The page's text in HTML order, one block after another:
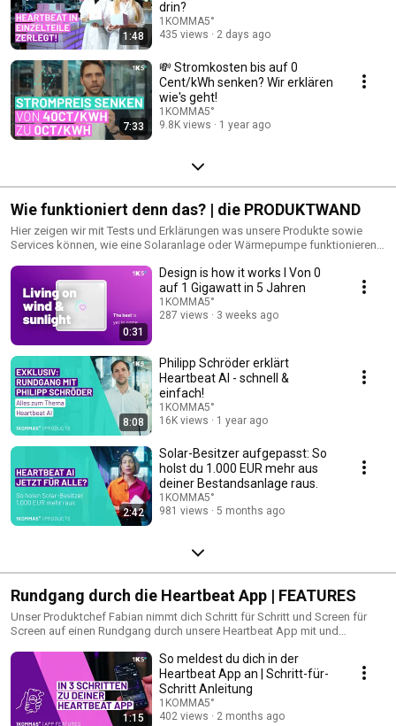
1:48
drin?
1KOMMA5°
435 views
2 days ago
7:33
💸 Stromkosten bis auf 0
Cent/kWh senken? Wir erklären
wie's geht!
1KOMMA5°
9.8K views
1 year ago
Wie funktioniert denn das? | die PRODUKTWAND
Hier zeigen wir mit Tests und Erklärungen was unsere Produkte sowie
Services können, wie eine Solaranlage oder Wärmepumpe funktionieren
0:31
Design is how it works I Von 0
auf 1 Gigawatt in 5 Jahren
1KOMMA5°
287 views
3 weeks ago
8:08
Philipp Schröder erklärt
Heartbeat AI - schnell &
einfach!
1KOMMA5°
16K views
1 year ago
2:42
Solar-Besitzer aufgepasst: So
holst du 1.000 EUR mehr aus
deiner Bestandsanlage raus.
1KOMMA5°
981 views
5 months ago
Rundgang durch die Heartbeat App | FEATURES
Unser Produktchef Fabian nimmt dich Schritt für Schritt und Screen für
Screen auf einen Rundgang durch unsere Heartbeat App mit und
1:15
So meldest du dich in der
Heartbeat App an | Schritt-für-
Schritt Anleitung
1KOMMA5°
402 views
2 months ago